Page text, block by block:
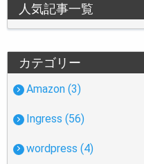
人気記事一覧
カテゴリー
Amazon (3)
Ingress (56)
wordpress (4)